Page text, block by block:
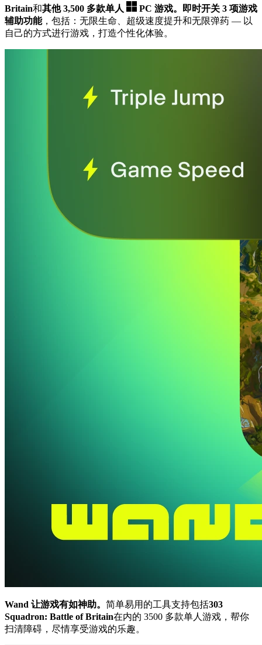
Britain和其他 3,500 多款单人 PC 游戏。
即时开关 3 项游戏
辅助功能，包括：无限生命、超级速度提升和无限弹药 — 以
自己的方式进行游戏，打造个性化体验。
Wand 让游戏有如神助。 简单易用的工具支持包括303
Squadron: Battle of Britain在内的 3500 多款单人游戏，帮你
扫清障碍，尽情享受游戏的乐趣。